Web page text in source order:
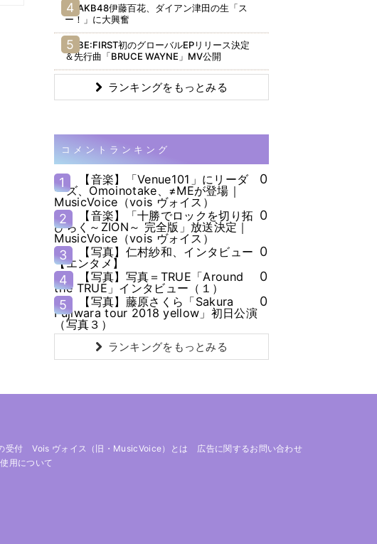
AKB48伊藤百花、ダイアン津田の生「ス
ー！」に大興奮
BE:FIRST初のグローバルEPリリース決定
＆先行曲「BRUCE WAYNE」MV公開
ランキングをもっとみる
コメントランキング
1
【音楽】「Venue101」にリーダ
ーズ、Omoinotake、≠MEが登場｜
MusicVoice（vois ヴォイス）
0
2
【音楽】「十勝でロックを切り拓
ひらく～ZION～ 完全版」放送決定｜
MusicVoice（vois ヴォイス）
0
3
【写真】仁村紗和、インタビュー
【エンタメ】
0
4
【写真】写真＝TRUE「Around
the TRUE」インタビュー（１）
0
5
【写真】藤原さくら「Sakura
Fujiwara tour 2018 yellow」初日公演
（写真３）
0
ランキングをもっとみる
受付 Vois ヴォイス（旧・MusicVoice）とは
広告に関するお問い合わせ
用について